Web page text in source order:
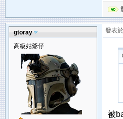
gtoray
高級姑爺仔
發表
被